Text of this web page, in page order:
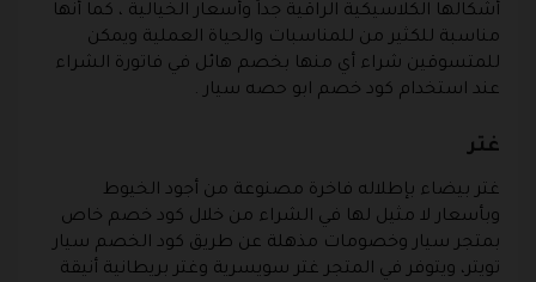
أشكالها الكلاسيكية الراقية جداً وأسعار الخيالية ، كما أنها
مناسبة للكثير من للمناسبات والحياة العملية ويمكن
للمتسوقين شراء أي منها بخصم هائل في فاتورة الشراء
عند استخدام كود خصم ابو حصه سيار .
غتر
غتر بيضاء بإطلاله فاخرة مصنوعة من أجود الخيوط
وبأسعار لا مثيل لها في الشراء من خلال كود خصم خاص
بمتجر سيار وخصومات مذهلة عن طريق كود الخصم سيار
تويتر، ويتوفر في المتجر غتر سويسرية وغتر بريطانية أنيقة